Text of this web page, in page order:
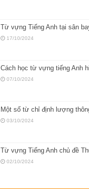
Từ vựng Tiếng Anh tại sân
17/10/2024
Cách học từ vựng tiếng Anh
07/10/2024
Một số từ chỉ định lượng
03/10/2024
Từ vựng Tiếng Anh chủ đề
02/10/2024